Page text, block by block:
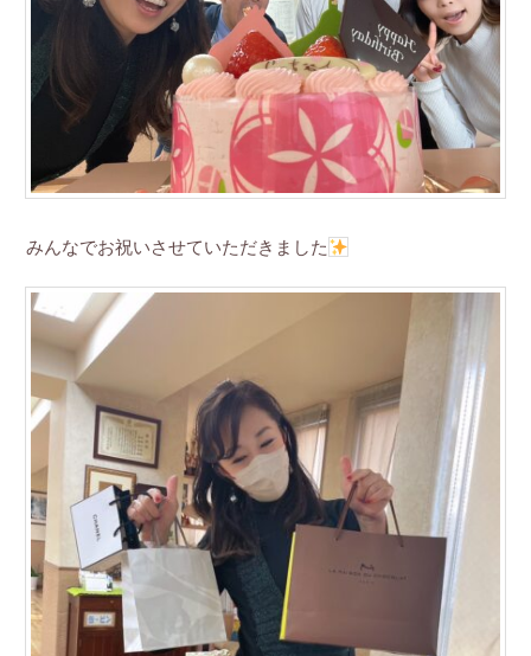
みんなでお祝いさせていただきました